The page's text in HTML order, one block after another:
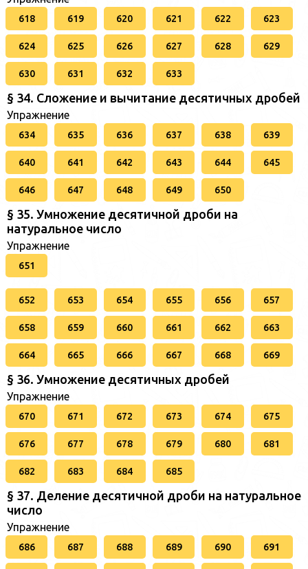
618 619 620 621 622 623
624 625 626 627 628 629
630 631 632 633
§ 34. Сложение и вычитание десятичных дробей
Упражнение
634 635 636 637 638 639
640 641 642 643 644 645
646 647 648 649 650
§ 35. Умножение десятичной дроби на
натуральное число
Упражнение
651
652 653 654 655 656 657
658 659 660 661 662 663
664 665 666 667 668 669
§ 36. Умножение десятичных дробей
Упражнение
670 671 672 673 674 675
676 677 678 679 680 681
682 683 684 685
§ 37. Деление десятичной дроби на натуральное
число
Упражнение
686 687 688 689 690 691